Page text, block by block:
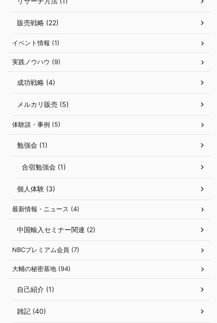
販売戦略 (22)
イベント情報 (1)
実践ノウハウ (9)
成功戦略 (4)
メルカリ販売 (5)
体験談・事例 (5)
勉強会 (1)
合宿勉強会 (1)
個人体験 (3)
最新情報・ニュース (4)
中国輸入セミナー関連 (2)
NBCプレミアム会員 (7)
大輔の秘密基地 (94)
自己紹介 (1)
雑記 (40)